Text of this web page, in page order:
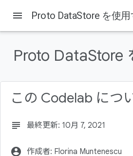
はじめに
Datastore とは
作業内容
必要なもの
menu Proto DataStore を使用
Proto DataStore
この Codelab につ
subject 最終更新: 10月 7, 2021
account_circle 作成者: Florina Muntenescu